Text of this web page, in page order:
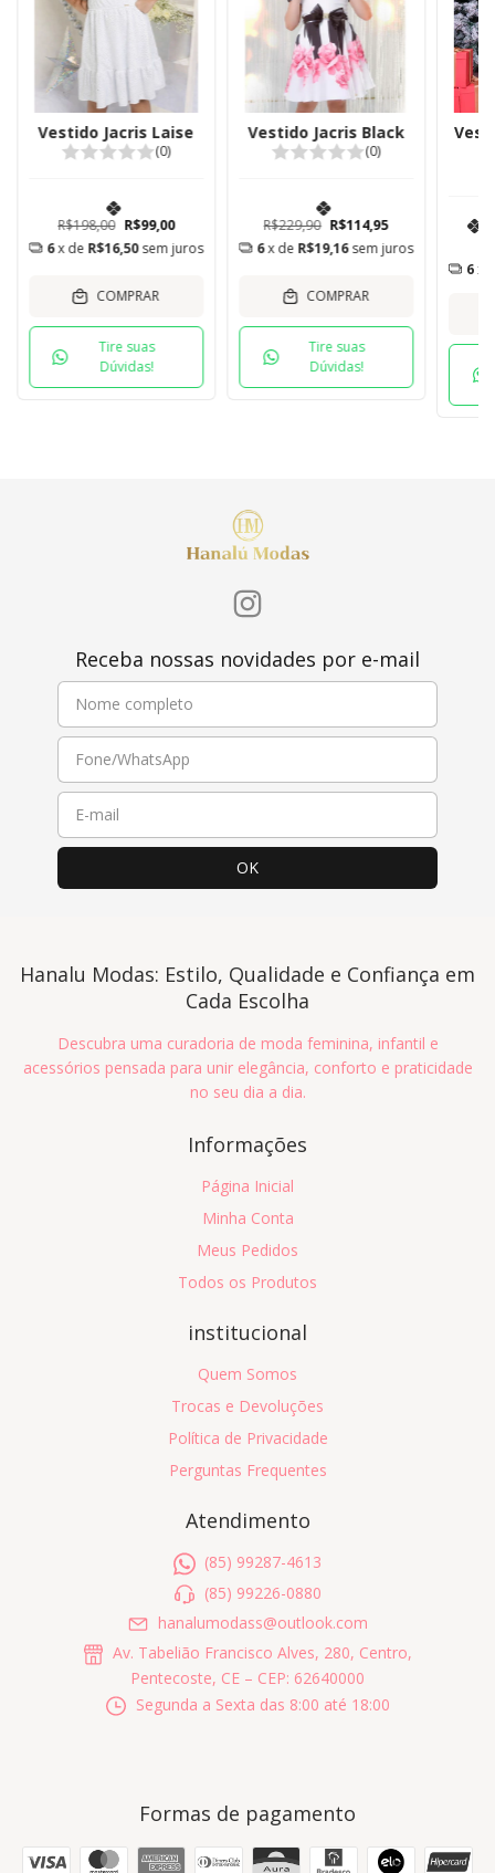
Vestido Jacris Laise
(0)
R$198,00 R$99,00
6x de R$16,50 sem juros
COMPRAR
Tire suas
Dúvidas!
Vestido Jacris Black
(0)
R$229,90 R$114,95
6x de R$19,16 sem juros
COMPRAR
Tire suas
Dúvidas!
6 x
Receba nossas novidades por e-mail
Hanalu Modas: Estilo, Qualidade e Confiança em
Cada Escolha
Descubra uma curadoria de moda feminina, infantil e
acessórios pensada para unir elegância, conforto e praticidade
no seu dia a dia.
Informações
Página Inicial
Minha Conta
Meus Pedidos
Todos os Produtos
institucional
Quem Somos
Trocas e Devoluções
Política de Privacidade
Perguntas Frequentes
Atendimento
(85) 99287-4613
(85) 99226-0880
hanalumodass@outlook.com
Av. Tabelião Francisco Alves, 280, Centro,
Pentecoste, CE – CEP: 62640000
Segunda a Sexta das 8:00 até 18:00
Formas de pagamento